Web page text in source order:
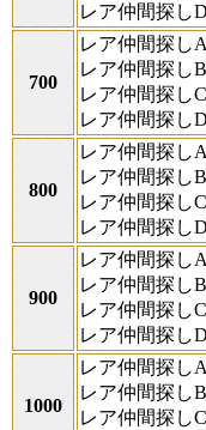
レア仲間探し
700
レア仲間探し
レア仲間探し
レア仲間探し
レア仲間探し
800
レア仲間探し
レア仲間探し
レア仲間探し
レア仲間探し
900
レア仲間探し
レア仲間探し
レア仲間探し
レア仲間探し
1000
レア仲間探し
レア仲間探し
レア仲間探し